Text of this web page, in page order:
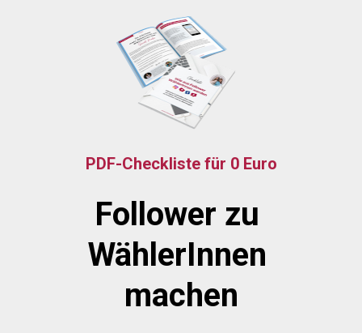
PDF-Checkliste für 0 Euro
Follower zu
WählerInnen
machen